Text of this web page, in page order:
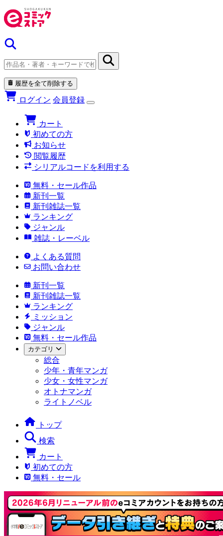
履歴を全て削除する
ログイン 会員登録
カート
初めての方
お知らせ
閲覧履歴
シリアルコードを利用する
無料・セール作品
新刊一覧
新刊雑誌一覧
ランキング
ジャンル
雑誌・レーベル
よくある質問
お問い合わせ
新刊一覧
新刊雑誌一覧
ランキング
ミッション
ジャンル
無料・セール作品
カテゴリ
総合
少年・青年マンガ
少女・女性マンガ
オトナマンガ
ライトノベル
トップ
検索
カート
初めての方
無料・セール